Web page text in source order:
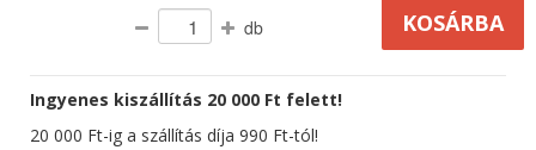
db
Ingyenes kiszállítás 20 000 Ft felett!
20 000 Ft-ig a szállítás díja 990 Ft-tól!